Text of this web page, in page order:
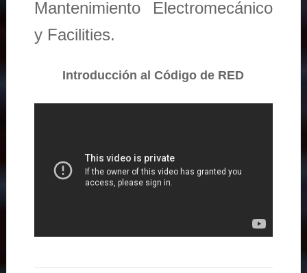
Mantenimiento Electromecánico
y Facilities.
Introducción al Código de RED